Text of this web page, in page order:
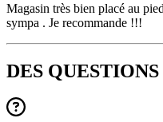
Magasin très bien placé au
sympa . Je recommande !!!
DES QUESTIONS